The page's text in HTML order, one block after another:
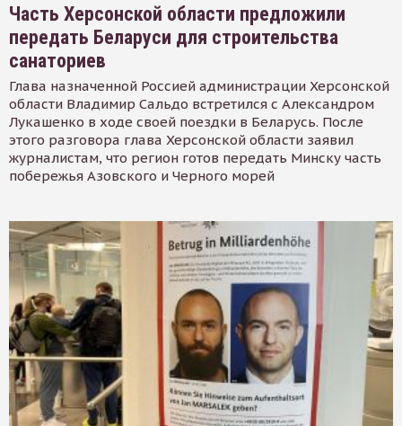
Часть Херсонской области предложили
передать Беларуси для строительства
санаториев
Глава назначенной Россией администрации Херсонской
области Владимир Сальдо встретился с Александром
Лукашенко в ходе своей поездки в Беларусь. После
этого разговора глава Херсонской области заявил
журналистам, что регион готов передать Минску часть
побережья Азовского и Черного морей